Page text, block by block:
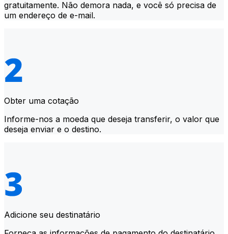
gratuitamente. Não demora nada, e você só precisa de
um endereço de e-mail.
Obter uma cotação
Informe-nos a moeda que deseja transferir, o valor que
deseja enviar e o destino.
Adicione seu destinatário